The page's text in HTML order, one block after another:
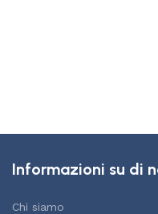
Informazioni su di
Chi siamo